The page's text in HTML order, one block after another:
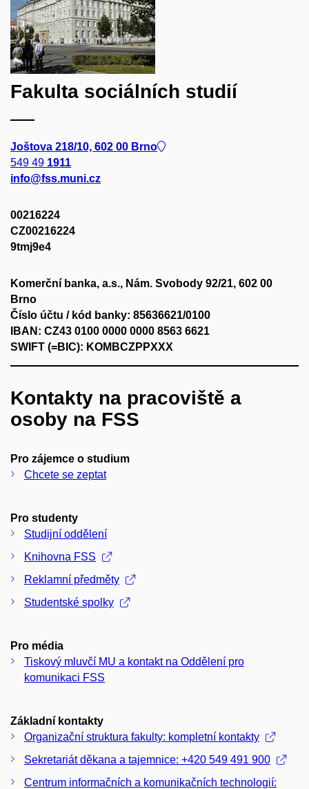
Fakulta sociálních studií
Joštova 218/10, 602 00 Brno
549 49 1911
info@fss.muni.cz
00216224
CZ00216224
9tmj9e4
Komerční banka, a.s., Nám. Svobody 92/21, 602 00
Brno
Číslo účtu / kód banky: 85636621/0100
IBAN: CZ43 0100 0000 0000 8563 6621
SWIFT (=BIC): KOMBCZPPXXX
Kontakty na pracoviště a
osoby na FSS
Pro zájemce o studium
Chcete se zeptat
Pro studenty
Studijní oddělení
Knihovna FSS
Reklamní předměty
Studentské spolky
Pro média
Tiskový mluvčí MU a kontakt na Oddělení pro
komunikaci FSS
Základní kontakty
Organizační struktura fakulty: kompletní kontakty
Sekretariát děkana a tajemnice: +420 549 491 900
Centrum informačních a komunikačních technologií: